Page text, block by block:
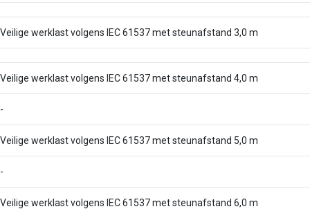
Veilige werklast volgens IEC 61537 met steunafstand 3,0 m
Veilige werklast volgens IEC 61537 met steunafstand 4,0 m
-
Veilige werklast volgens IEC 61537 met steunafstand 5,0 m
-
Veilige werklast volgens IEC 61537 met steunafstand 6,0 m